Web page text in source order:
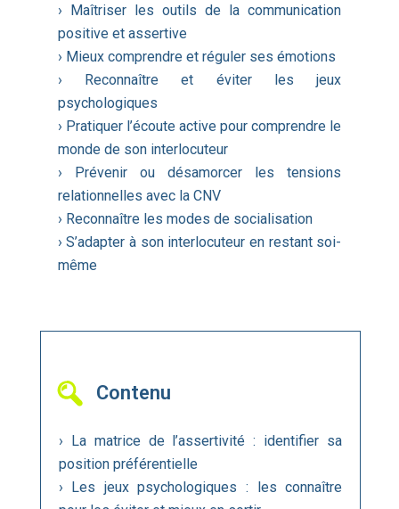
› Maîtriser les outils de la communication
positive et assertive
› Mieux comprendre et réguler ses émotions
› Reconnaître et éviter les jeux
psychologiques
› Pratiquer l’écoute active pour comprendre le
monde de son interlocuteur
› Prévenir ou désamorcer les tensions
relationnelles avec la CNV
› Reconnaître les modes de socialisation
› S’adapter à son interlocuteur en restant soi-
même
Contenu
› La matrice de l’assertivité : identifier sa
position préférentielle
› Les jeux psychologiques : les connaître